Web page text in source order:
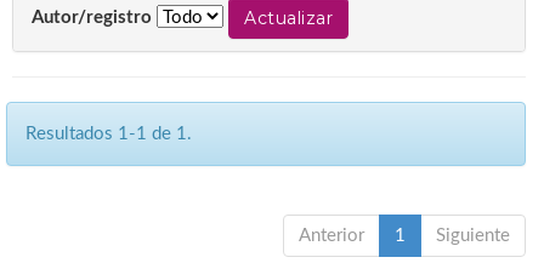
Autor/registro
Resultados 1-1 de 1.
Anterior 1 Siguiente